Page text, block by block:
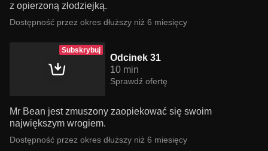
z opierzoną złodziejką.
Dostępność przez okres dłuższy niż 6 miesięcy
Subskrybuj
Odcinek 31
10 min
Sprawdź ofertę
Mr Bean jest zmuszony zaopiekować się swoim
największym wrogiem.
Dostępność przez okres dłuższy niż 6 miesięcy